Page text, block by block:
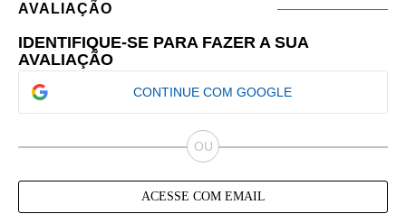
AVALIAÇÃO
IDENTIFIQUE-SE PARA FAZER A SUA
AVALIAÇÃO
CONTINUE COM GOOGLE
ACESSE COM EMAIL